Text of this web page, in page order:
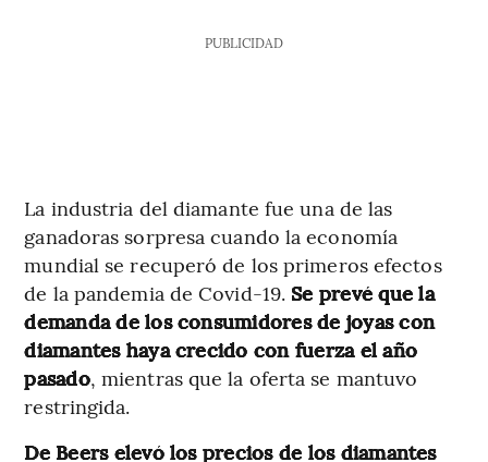
PUBLICIDAD
La industria del diamante fue una de las
ganadoras sorpresa cuando la economía
mundial se recuperó de los primeros efectos
de la pandemia de Covid-19. Se prevé que la
demanda de los consumidores de joyas con
diamantes haya crecido con fuerza el año
pasado, mientras que la oferta se mantuvo
restringida.
De Beers elevó los precios de los diamantes